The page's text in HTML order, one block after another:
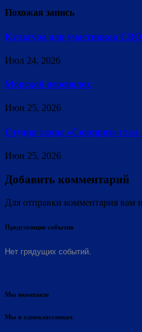
Похожая запись
Культура для участников СВО
Июл 24, 2026
Морской переполох
Июн 25, 2026
Студия танца «Сюрприз» стал
Июн 25, 2026
Добавить комментарий
Для отправки комментария вам
Предстоящие события
Нет грядущих событий.
Мы вконтакте
Мы в одноклассниках